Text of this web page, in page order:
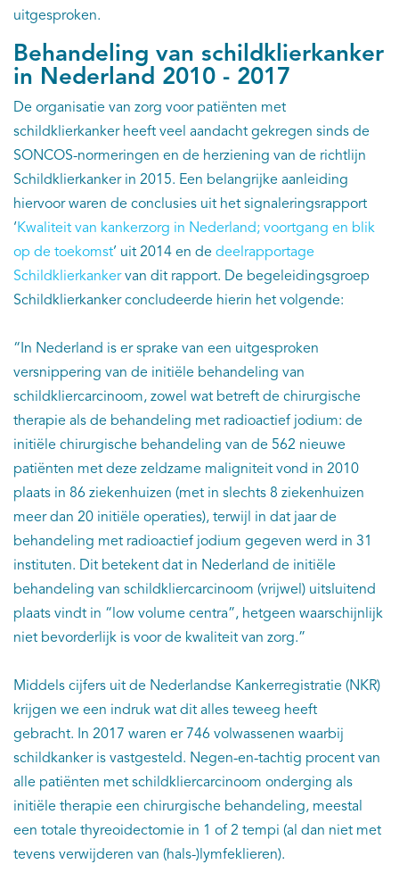
uitgesproken.
Behandeling van schildklierkanker
in Nederland 2010 - 2017
De organisatie van zorg voor patiënten met
schildklierkanker heeft veel aandacht gekregen sinds de
SONCOS-normeringen en de herziening van de richtlijn
Schildklierkanker in 2015. Een belangrijke aanleiding
hiervoor waren de conclusies uit het signaleringsrapport
‘Kwaliteit van kankerzorg in Nederland; voortgang en blik
op de toekomst’ uit 2014 en de deelrapportage
Schildklierkankervan dit rapport. De begeleidingsgroep
Schildklierkanker concludeerde hierin het volgende:
“In Nederland is er sprake van een uitgesproken
versnippering van de initiële behandeling van
schildkliercarcinoom, zowel wat betreft de chirurgische
therapie als de behandeling met radioactief jodium: de
initiële chirurgische behandeling van de 562 nieuwe
patiënten met deze zeldzame maligniteit vond in 2010
plaats in 86 ziekenhuizen (met in slechts 8 ziekenhuizen
meer dan 20 initiële operaties), terwijl in dat jaar de
behandeling met radioactief jodium gegeven werd in 31
instituten. Dit betekent dat in Nederland de initiële
behandeling van schildkliercarcinoom (vrijwel) uitsluitend
plaats vindt in “low volume centra”, hetgeen waarschijnlijk
niet bevorderlijk is voor de kwaliteit van zorg.”
Middels cijfers uit de Nederlandse Kankerregistratie (NKR)
krijgen we een indruk wat dit alles teweeg heeft
gebracht. In 2017 waren er 746 volwassenen waarbij
schildkanker is vastgesteld. Negen-en-tachtig procent van
alle patiënten met schildkliercarcinoom onderging als
initiële therapie een chirurgische behandeling, meestal
een totale thyreoidectomie in 1 of 2 tempi (al dan niet met
tevens verwijderen van (hals-)lymfeklieren).